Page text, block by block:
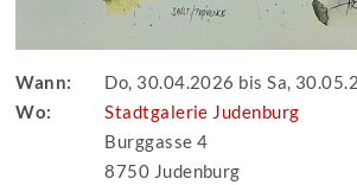
Wann:
Do, 30.04.2026 bis Sa,
Wo:
Stadtgalerie Judenburg
Burggasse 4
8750 Judenburg